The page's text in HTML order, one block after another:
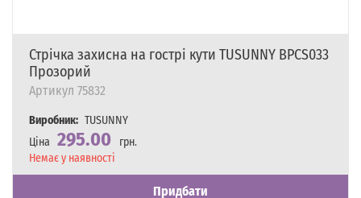
Стрічка захисна на гострі кути TUSUNNY BPCS033
Прозорий
Артикул 75832
Виробник: TUSUNNY
Ціна 295.00
грн.
Наявність
Немає у наявності
Придбати